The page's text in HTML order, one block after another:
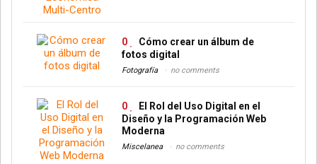
0
Cómo crear un álbum de
fotos digital
Fotografía no comments
0
El Rol del Uso Digital en el
Diseño y la Programación Web
Moderna
Miscelanea no comments